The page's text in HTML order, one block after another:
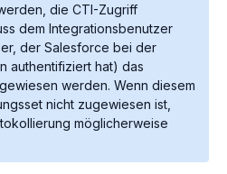
die CTI-Zugriff
dem Integrationsbenutzer
der Salesforce bei der
authentifiziert hat) das
werden. Wenn diesem
nicht zugewiesen ist,
möglicherweise